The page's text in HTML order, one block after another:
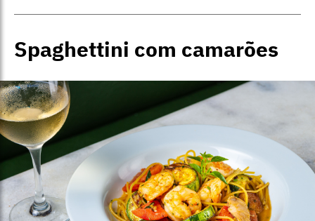
Spaghettini com camarões